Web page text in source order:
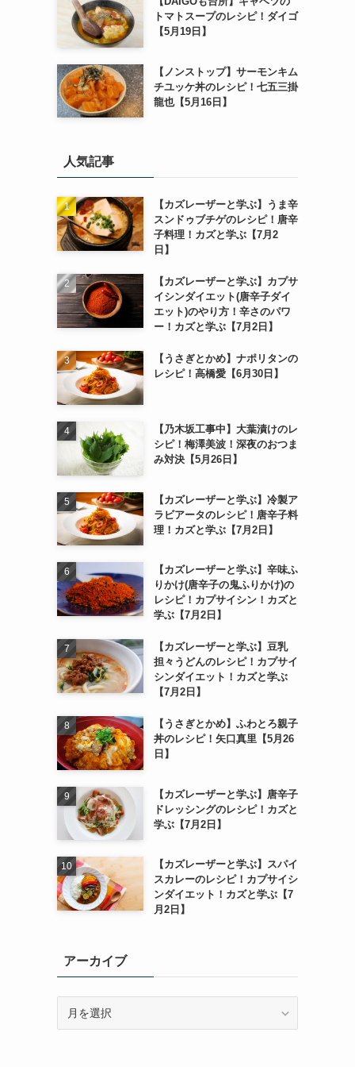
トマトスープのレシピ！ダイゴ
【5月19日】
【ノンストップ】サーモンキム
チユッケ丼のレシピ！七五三掛
龍也【5月16日】
人気記事
【カズレーザーと学ぶ】うま辛
スンドゥブチゲのレシピ！唐辛
子料理！カズと学ぶ【7月2
日】
【カズレーザーと学ぶ】カプサ
イシンダイエット(唐辛子ダイ
エット)のやり方！辛さのパワ
ー！カズと学ぶ【7月2日】
【うさぎとかめ】ナポリタンの
レシピ！高橋愛【6月30日】
【乃木坂工事中】大葉漬けのレ
シピ！梅澤美波！深夜のおつま
み対決【5月26日】
【カズレーザーと学ぶ】冷製ア
ラビアータのレシピ！唐辛子料
理！カズと学ぶ【7月2日】
【カズレーザーと学ぶ】辛味ふ
りかけ(唐辛子の鬼ふりかけ)の
レシピ！カプサイシン！カズと
学ぶ【7月2日】
【カズレーザーと学ぶ】豆乳
担々うどんのレシピ！カプサイ
シンダイエット！カズと学ぶ
【7月2日】
【うさぎとかめ】ふわとろ親子
丼のレシピ！矢口真里【5月26
日】
【カズレーザーと学ぶ】唐辛子
ドレッシングのレシピ！カズと
学ぶ【7月2日】
【カズレーザーと学ぶ】スパイ
スカレーのレシピ！カプサイシ
ンダイエット！カズと学ぶ【7
月2日】
アーカイブ